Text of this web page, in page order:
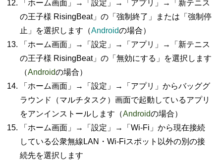
「ホーム画面」→「設定」→「アプリ」→「新テニス
の王子様 RisingBeat」の「強制終了」または「強制停
止」を選択します（Androidの場合）
「ホーム画面」→「設定」→「アプリ」→「新テニス
の王子様 RisingBeat」の「無効にする」を選択します
（Androidの場合）
「ホーム画面」→「設定」→「アプリ」からバッググ
ラウンド（マルチタスク）画面で起動しているアプリ
をアンインストールします（Androidの場合）
「ホーム画面」→「設定」→「Wi-Fi」から現在接続
している公衆無線LAN・Wi-Fiスポット以外の別の接
続先を選択します